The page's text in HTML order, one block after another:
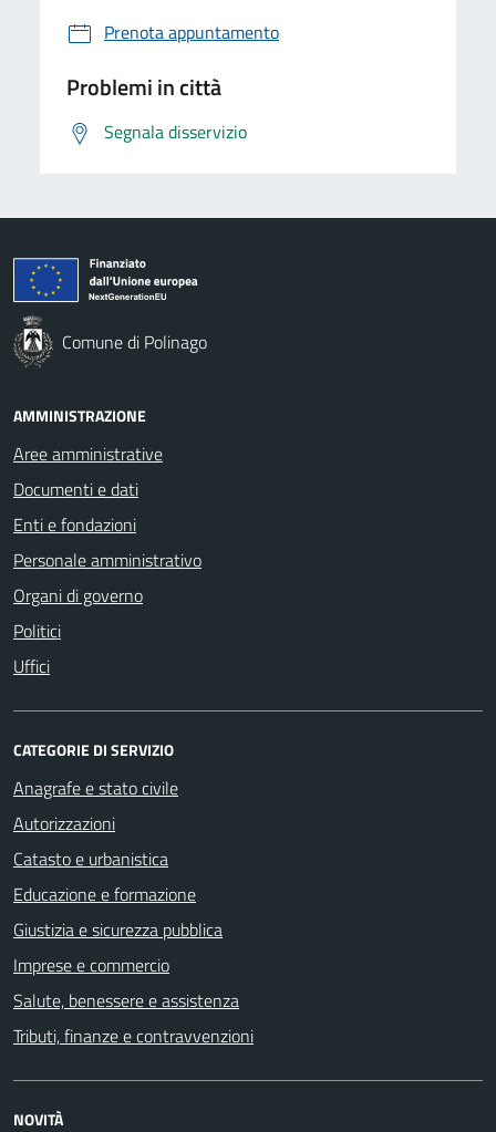
Prenota appuntamento
Problemi in città
Segnala disservizio
Comune di Polinago
AMMINISTRAZIONE
Aree amministrative
Documenti e dati
Enti e fondazioni
Personale amministrativo
Organi di governo
Politici
Uffici
CATEGORIE DI SERVIZIO
Anagrafe e stato civile
Autorizzazioni
Catasto e urbanistica
Educazione e formazione
Giustizia e sicurezza pubblica
Imprese e commercio
Salute, benessere e assistenza
Tributi, finanze e contravvenzioni
NOVITÀ